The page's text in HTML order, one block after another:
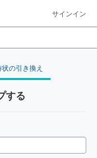
Sign in to
サインイン
の引き換え
する